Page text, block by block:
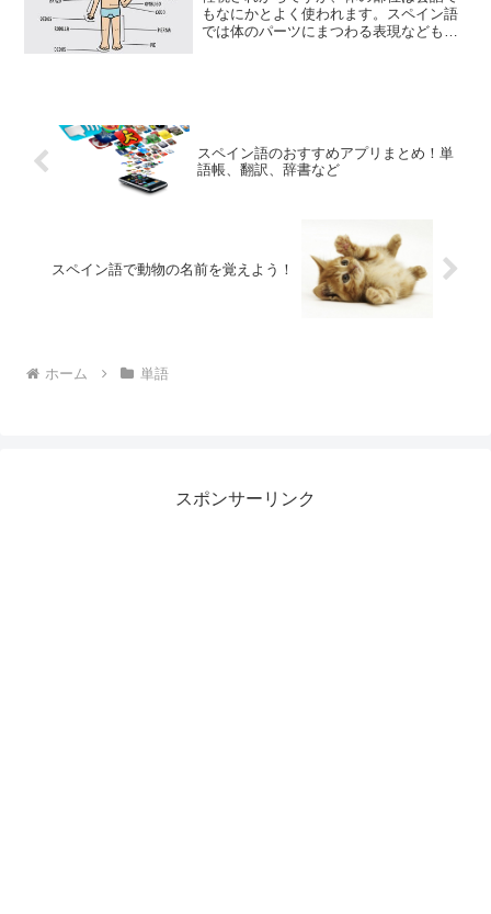
もなにかとよく使われます。スペイン語
では体のパーツにまつわる表現などもた
スペイン語のおすすめアプリまとめ！単
語帳、翻訳、辞書など
スペイン語で動物の名前を覚えよう！
ホーム 単語
スポンサーリンク